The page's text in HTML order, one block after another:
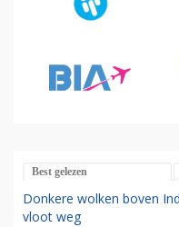
Best gelezen
Donkere wolken boven
vloot weg